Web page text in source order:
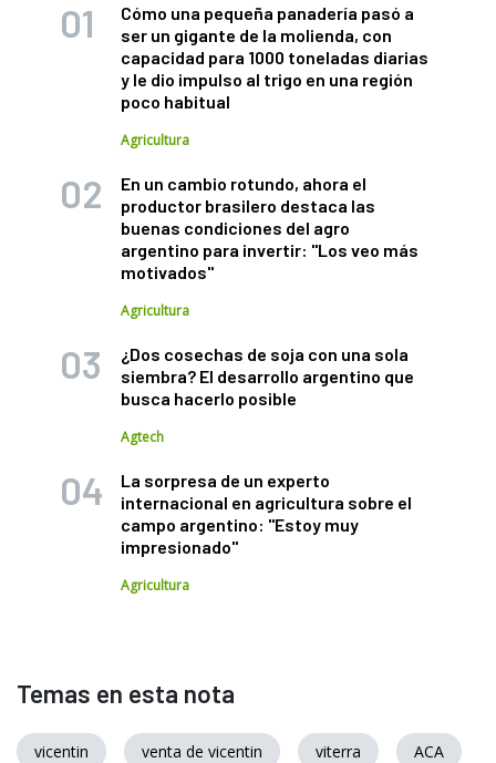
Cómo una pequeña panadería pasó a
ser un gigante de la molienda, con
capacidad para 1000 toneladas diarias
y le dio impulso al trigo en una región
poco habitual
Agricultura
En un cambio rotundo, ahora el
productor brasilero destaca las
buenas condiciones del agro
argentino para invertir: "Los veo más
motivados"
Agricultura
¿Dos cosechas de soja con una sola
siembra? El desarrollo argentino que
busca hacerlo posible
Agtech
La sorpresa de un experto
internacional en agricultura sobre el
campo argentino: "Estoy muy
impresionado"
Agricultura
Temas en esta nota
vicentin venta de vicentin viterra ACA